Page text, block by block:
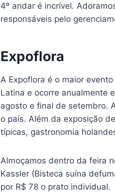
4º andar é incrível.
responsáveis pelo
Expoflora
A Expoflora é o maior
Latina e ocorre anualmente
agosto e final de setembro.
o país. Além da exposição
típicas, gastronomia
Almoçamos dentro da feira
Kassler (Bisteca suína
por R$ 78 o prato individual.